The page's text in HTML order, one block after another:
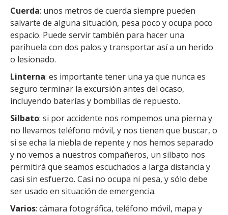
Cuerda: unos metros de cuerda siempre pueden
salvarte de alguna situación, pesa poco y ocupa poco
espacio. Puede servir también para hacer una
parihuela con dos palos y transportar así a un herido
o lesionado.
Linterna: es importante tener una ya que nunca es
seguro terminar la excursión antes del ocaso,
incluyendo baterías y bombillas de repuesto.
Silbato: si por accidente nos rompemos una pierna y
no llevamos teléfono móvil, y nos tienen que buscar, o
si se echa la niebla de repente y nos hemos separado
y no vemos a nuestros compañeros, un silbato nos
permitirá que seamos escuchados a larga distancia y
casi sin esfuerzo. Casi no ocupa ni pesa, y sólo debe
ser usado en situación de emergencia.
Varios: cámara fotográfica, teléfono móvil, mapa y